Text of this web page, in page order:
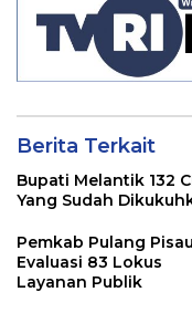
Berita Terkait
Bupati Melantik 132
Yang Sudah
Pemkab Pulang Pisau
Evaluasi 83 Lokus
Layanan Publik